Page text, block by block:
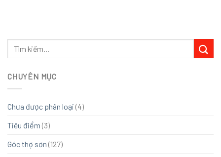
CHUYÊN MỤC
Chưa được phân loại (4)
Tiêu điểm (3)
Góc thợ sơn (127)